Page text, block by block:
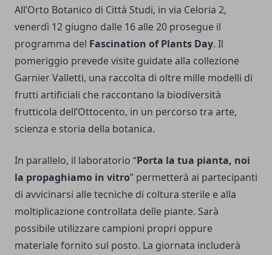
All’Orto Botanico di Città Studi, in via Celoria 2,
venerdì 12 giugno dalle 16 alle 20 prosegue il
programma del Fascination of Plants Day. Il
pomeriggio prevede visite guidate alla collezione
Garnier Valletti, una raccolta di oltre mille modelli di
frutti artificiali che raccontano la biodiversità
frutticola dell’Ottocento, in un percorso tra arte,
scienza e storia della botanica.
In parallelo, il laboratorio “Porta la tua pianta, noi
la propaghiamo in vitro” permetterà ai partecipanti
di avvicinarsi alle tecniche di coltura sterile e alla
moltiplicazione controllata delle piante. Sarà
possibile utilizzare campioni propri oppure
materiale fornito sul posto. La giornata includerà